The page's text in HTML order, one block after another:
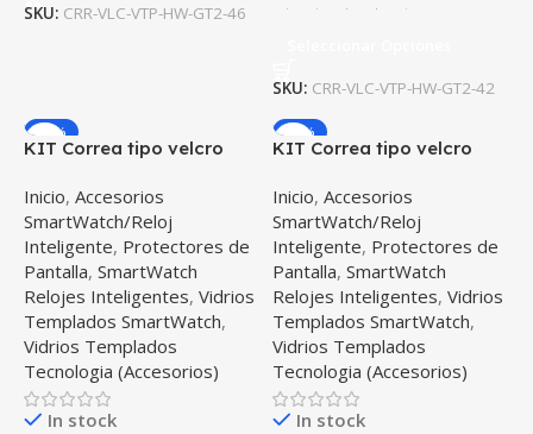
SKU: CRR-VLC-VTP-HW-GT2-46
SKU: CRR-VLC-VTP-HW-GT2-42
-10%
KIT Correa tipo velcro
templado Reloj
Smartwatch Xiaomi
Amazfit Gtr
Inicio, Accesorios
SmartWatch/Reloj
Inteligente, Protectores de
Pantalla, SmartWatch
Relojes Inteligentes, Vidrios
Templados SmartWatch,
Vidrios Templados
Tecnologia (Accesorios)
In stock
-10%
KIT Correa tipo velcro
templado Reloj
Smartwatch Samsung
Galaxy Watch 42mm
Inicio, Accesorios
SmartWatch/Reloj
Inteligente, Protectores de
Pantalla, SmartWatch
Relojes Inteligentes, Vidrios
Templados SmartWatch,
Vidrios Templados
Tecnologia (Accesorios)
In stock